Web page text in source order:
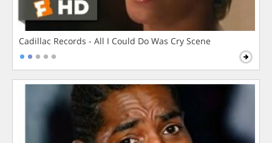
Cadillac Records - All I Could Do Was Cry Scene